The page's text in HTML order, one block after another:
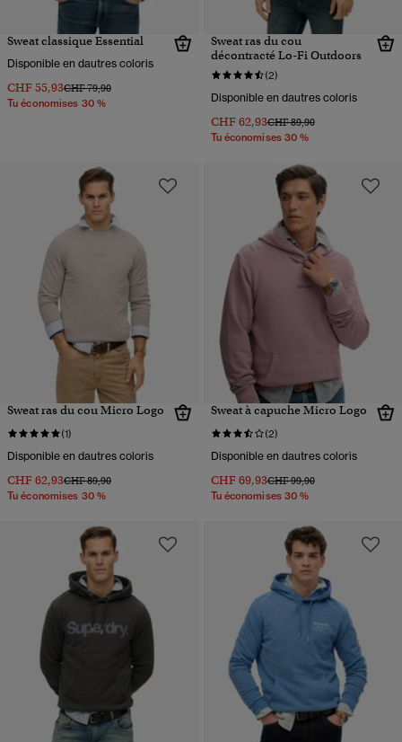
Sweat classique Essential
Disponible en dautres coloris
CHF 55,93Prix réduit de
CHF 79,90à
Tu économises 30 %
Sweat ras du cou
décontracté Lo-Fi Outdoors
(2)
Disponible en dautres coloris
CHF 62,93Prix réduit de
CHF 89,90à
Tu économises 30 %
Sweat ras du cou Micro Logo
(1)
Disponible en dautres coloris
CHF 62,93Prix réduit de
CHF 89,90à
Tu économises 30 %
Sweat à capuche Micro Logo
(2)
Disponible en dautres coloris
CHF 69,93Prix réduit de
CHF 99,90à
Tu économises 30 %